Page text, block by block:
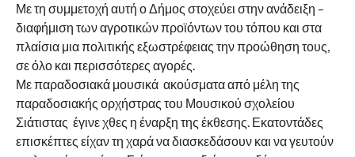
Με τη συμμετοχή αυτή ο Δήμος στοχεύει στην ανάδειξη –
διαφήμιση των αγροτικών προϊόντων του τόπου και στα
πλαίσια μια πολιτικής εξωστρέφειας την προώθηση τους,
σε όλο και περισσότερες αγορές.
Με παραδοσιακά μουσικά ακούσματα από μέλη της
παραδοσιακής ορχήστρας του Μουσικού σχολείου
Σιάτιστας έγινε χθες η έναρξη της έκθεσης. Εκατοντάδες
επισκέπτες είχαν τη χαρά να διασκεδάσουν και να γευτούν